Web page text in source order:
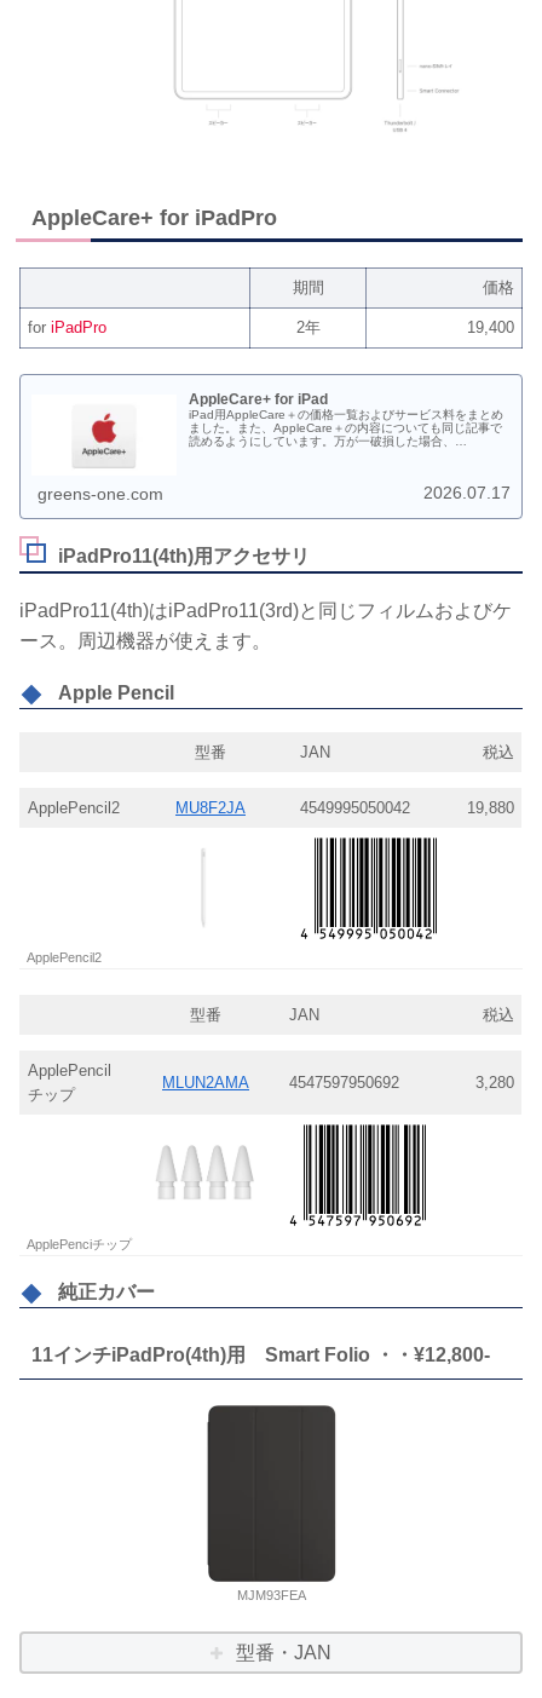
AppleCare+ for iPadPro
期間 価格
for iPadPro 2年 19,400
AppleCare+ for iPad
iPad用AppleCare＋の価格一覧およびサービス料をまとめ
ました。また、AppleCare＋の内容についても同じ記事で
読めるようにしています。万が一破損した場合、
greens-one.com 2026.07.17
iPadPro11(4th)用アクセサリ
iPadPro11(4th)はiPadPro11(3rd)と同じフィルムおよびケ
ース。周辺機器が使えます。
Apple Pencil
型番 JAN 税込
ApplePencil2 MU8F2JA 4549995050042 19,880
ApplePencil2
型番 JAN 税込
ApplePencil
チップ
MLUN2AMA 4547597950692 3,280
ApplePenciチップ
純正カバー
11インチiPadPro(4th)用 Smart Folio ・・¥12,800-
MJM93FEA
型番・JAN